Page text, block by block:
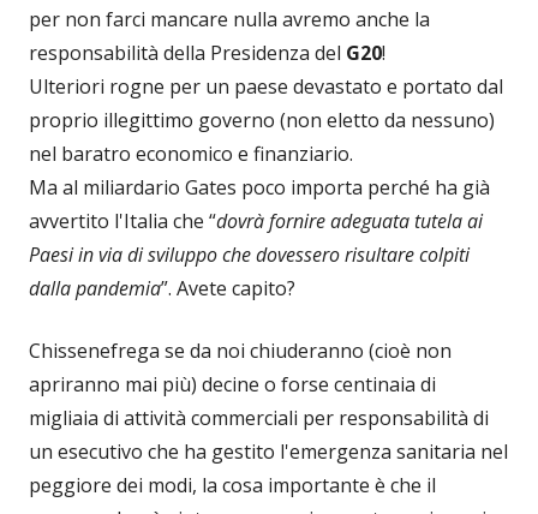
per non farci mancare nulla avremo anche la
responsabilità della Presidenza del G20!
Ulteriori rogne per un paese devastato e portato dal
proprio illegittimo governo (non eletto da nessuno)
nel baratro economico e finanziario.
Ma al miliardario Gates poco importa perché ha già
avvertito l'Italia che “dovrà fornire adeguata tutela ai
Paesi in via di sviluppo che dovessero risultare colpiti
dalla pandemia”. Avete capito?
Chissenefrega se da noi chiuderanno (cioè non
apriranno mai più) decine o forse centinaia di
migliaia di attività commerciali per responsabilità di
un esecutivo che ha gestito l'emergenza sanitaria nel
peggiore dei modi, la cosa importante è che il